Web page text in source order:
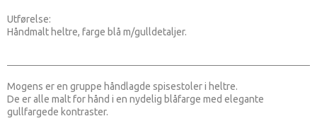
Utførelse:
Håndmalt heltre, farge blå m/gulldetaljer.
Mogens er en gruppe håndlagde spisestoler i heltre.
De er alle malt for hånd i en nydelig blåfarge med elegante
gullfargede kontraster.